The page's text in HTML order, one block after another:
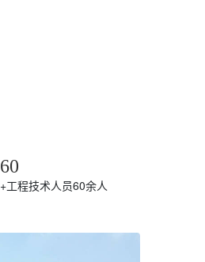
60
+工程技术人员60余人